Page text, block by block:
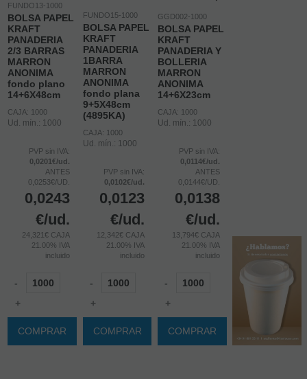
FUNDO13-1000
BOLSA PAPEL
KRAFT
PANADERIA
2/3 BARRAS
MARRON
ANONIMA
fondo plano
14+6X48cm
CAJA: 1000
Ud. mín.: 1000
PVP sin IVA:
0,0201€/ud.
ANTES
0,0253€/UD.
0,0243
€/ud.
24,321€ CAJA
21.00% IVA
incluido
-
+
COMPRAR
FUNDO15-1000
BOLSA PAPEL
KRAFT
PANADERIA
1BARRA
MARRON
ANONIMA
fondo plana
9+5X48cm
(4895KA)
CAJA: 1000
Ud. mín.: 1000
PVP sin IVA:
0,0102€/ud.
0,0123
€/ud.
12,342€ CAJA
21.00% IVA
incluido
-
+
COMPRAR
GGD002-1000
BOLSA PAPEL
KRAFT
PANADERIA Y
BOLLERIA
MARRON
ANONIMA
14+6X23cm
CAJA: 1000
Ud. mín.: 1000
PVP sin IVA:
0,0114€/ud.
ANTES
0,0144€/UD.
0,0138
€/ud.
13,794€ CAJA
21.00% IVA
incluido
-
+
COMPRAR